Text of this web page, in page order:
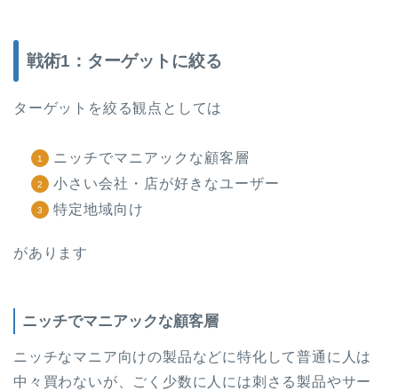
戦術1：ターゲットに絞る
ターゲットを絞る観点としては
ニッチでマニアックな顧客層
小さい会社・店が好きなユーザー
特定地域向け
があります
ニッチでマニアックな顧客層
ニッチなマニア向けの製品などに特化して普通に人は
中々買わないが、ごく少数に人には刺さる製品やサー